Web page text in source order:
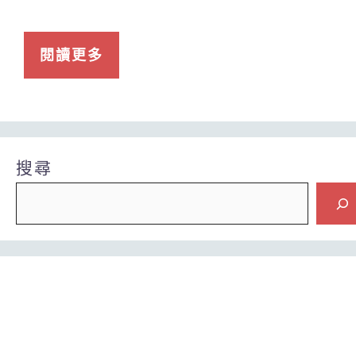
閱讀更多
搜尋